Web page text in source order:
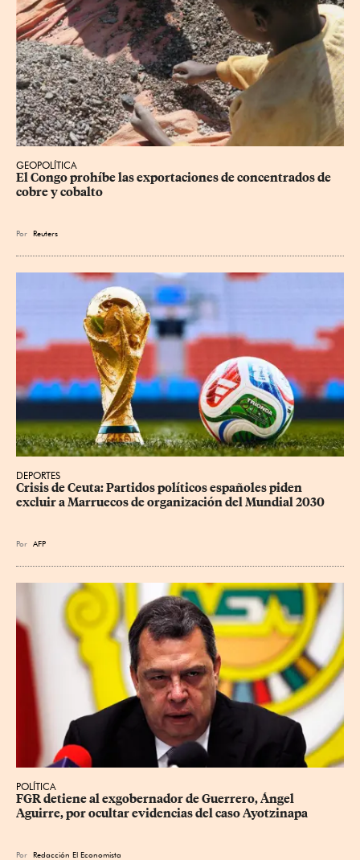
GEOPOLÍTICA
El Congo prohíbe las exportaciones de concentrados de
cobre y cobalto
Por Reuters
DEPORTES
Crisis de Ceuta: Partidos políticos españoles piden
excluir a Marruecos de organización del Mundial 2030
Por AFP
POLÍTICA
FGR detiene al exgobernador de Guerrero, Ángel
Aguirre, por ocultar evidencias del caso Ayotzinapa
Por Redacción El Economista